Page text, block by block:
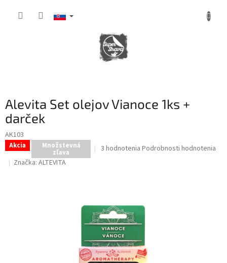
Alevita Set olejov Vianoce 1ks +
darček
AK103
Akcia Množstevná
zľava
Priemerné
5
hviezdičiek.
3 hodnotenia Podrobnosti hodnotenia
Značka: ALTEVITA